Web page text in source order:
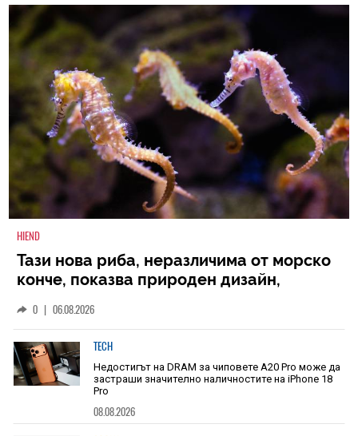
HIEND
Тази нова риба, неразличима от морско
конче, показва природен дизайн,
0 | 06.08.2026
TECH
Недостигът на DRAM за чиповете A20 Pro може да
застраши значително наличностите на iPhone 18
Pro
08.08.2026